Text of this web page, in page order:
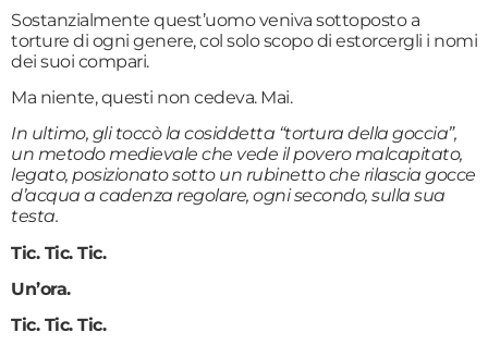
Sostanzialmente quest’uomo veniva sottoposto a
torture di ogni genere, col solo scopo di estorcergli i nomi
dei suoi compari.
Ma niente, questi non cedeva. Mai.
In ultimo, gli toccò la cosiddetta “tortura della goccia”,
un metodo medievale che vede il povero malcapitato,
legato, posizionato sotto un rubinetto che rilascia gocce
d’acqua a cadenza regolare, ogni secondo, sulla sua
testa.
Tic. Tic. Tic.
Un’ora.
Tic. Tic. Tic.